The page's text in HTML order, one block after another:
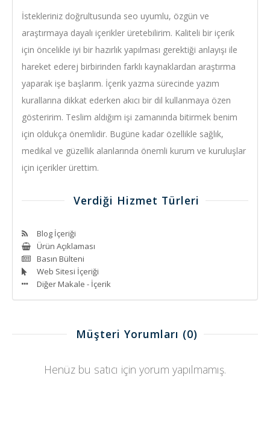
İstekleriniz doğrultusunda seo uyumlu, özgün ve
araştırmaya dayalı içerikler üretebilirim. Kaliteli bir içerik
için öncelikle iyi bir hazırlık yapılması gerektiği anlayışı ile
hareket ederej birbirinden farklı kaynaklardan araştırma
yaparak işe başlarım. İçerik yazma sürecinde yazım
kurallarına dikkat ederken akıcı bir dil kullanmaya özen
gösteririm. Teslim aldığım işi zamanında bitirmek benim
için oldukça önemlidir. Bugüne kadar özellikle sağlık,
medikal ve güzellik alanlarında önemli kurum ve kuruluşlar
için içerikler ürettim.
Verdiği Hizmet Türleri
Blog İçeriği
Ürün Açıklaması
Basın Bülteni
Web Sitesi İçeriği
Diğer Makale - İçerik
Müşteri Yorumları (0)
Henüz bu satıcı için yorum yapılmamış.